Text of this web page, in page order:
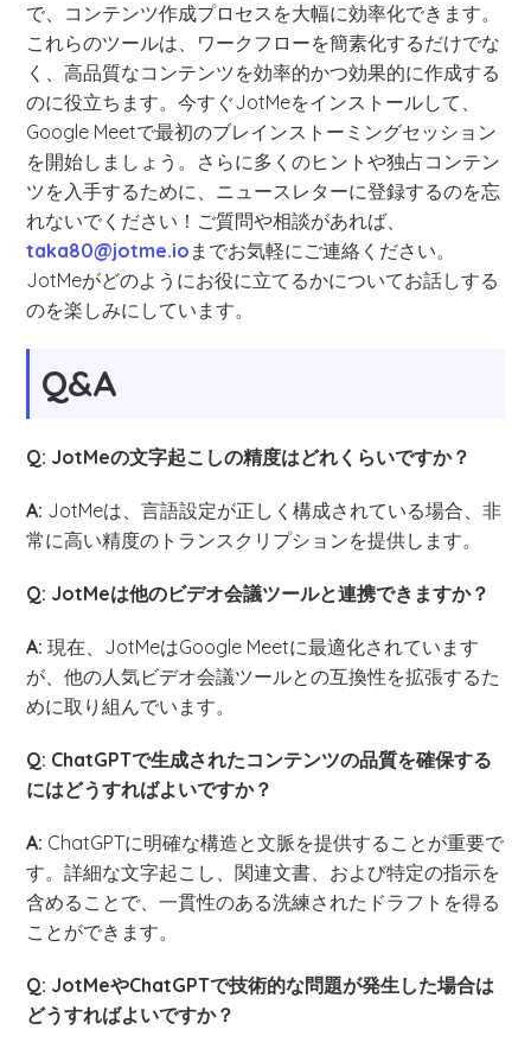
で、コンテンツ作成プロセスを大幅に効率化できます。
これらのツールは、ワークフローを簡素化するだけでな
く、高品質なコンテンツを効率的かつ効果的に作成する
のに役立ちます。今すぐJotMeをインストールして、
Google Meetで最初のブレインストーミングセッション
を開始しましょう。さらに多くのヒントや独占コンテン
ツを入手するために、ニュースレターに登録するのを忘
れないでください！ご質問や相談があれば、
taka80@jotme.io までお気軽にご連絡ください。
JotMeがどのようにお役に立てるかについてお話しする
のを楽しみにしています。
Q&A
Q: JotMeの文字起こしの精度はどれくらいですか？
A: JotMeは、言語設定が正しく構成されている場合、非
常に高い精度のトランスクリプションを提供します。
Q: JotMeは他のビデオ会議ツールと連携できますか？
A: 現在、JotMeはGoogle Meetに最適化されています
が、他の人気ビデオ会議ツールとの互換性を拡張するた
めに取り組んでいます。
Q: ChatGPTで生成されたコンテンツの品質を確保する
にはどうすればよいですか？
A: ChatGPTに明確な構造と文脈を提供することが重要で
す。詳細な文字起こし、関連文書、および特定の指示を
含めることで、一貫性のある洗練されたドラフトを得る
ことができます。
Q: JotMeやChatGPTで技術的な問題が発生した場合は
どうすればよいですか？